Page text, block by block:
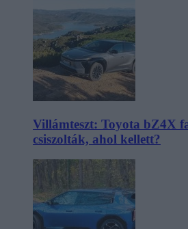
Villámteszt: Toyota bZ4X
csiszolták, ahol kellett?